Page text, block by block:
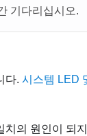
기다리십시오.
다. 시스템 LED
치의 원인이 되